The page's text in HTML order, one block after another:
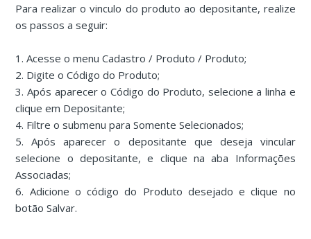
Para realizar o vinculo do produto ao depositante, realize
os passos a seguir:
1. Acesse o menu Cadastro / Produto / Produto;
2. Digite o Código do Produto;
3. Após aparecer o Código do Produto, selecione a linha e
clique em Depositante;
4. Filtre o submenu para Somente Selecionados;
5. Após aparecer o depositante que deseja vincular
selecione o depositante, e clique na aba Informações
Associadas;
6. Adicione o código do Produto desejado e clique no
botão Salvar.